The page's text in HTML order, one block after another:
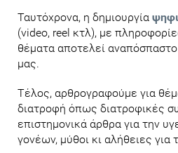
Ταυτόχρονα, η δημιουργία
(video, reel κτλ), με
θέματα αποτελεί
μας.
Τέλος, αρθρογραφούμε για
διατροφή όπως διατροφικές
επιστημονικά άρθρα για την
γονέων, μύθοι κι αλήθειες για